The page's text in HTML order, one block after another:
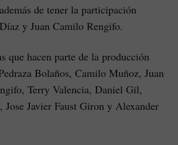
de tener la participación
y Juan Camilo Rengifo.
que hacen parte de la producción
Bolaños, Camilo Muñoz, Juan
Terry Valencia, Daniel Gil,
Jose Javier Faust Giron y Alexander